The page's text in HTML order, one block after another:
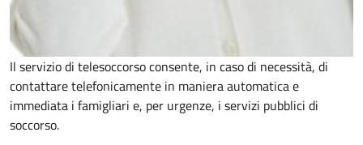
Il servizio di telesoccorso consente, in caso di necessità, di
contattare telefonicamente in maniera automatica e
immediata i famigliari e, per urgenze, i servizi pubblici di
soccorso.